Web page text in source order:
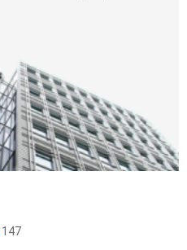
147